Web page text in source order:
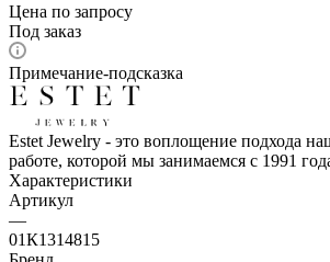
Цена по запросу
Под заказ
Примечание-подсказка
Estet Jewelry - это воплощение подхода
работе, которой мы занимаемся с 1991
Характеристики
Артикул
—
01К1314815